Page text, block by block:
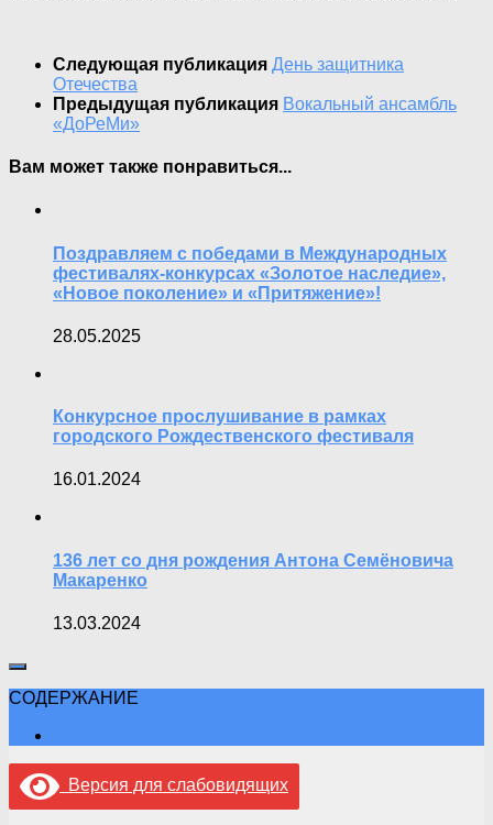
Следующая публикация День защитника
Отечества
Предыдущая публикация Вокальный ансамбль
«ДоРеМи»
Вам может также понравиться...
Поздравляем с победами в Международных
фестивалях-конкурсах «Золотое наследие»,
«Новое поколение» и «Притяжение»!
28.05.2025
Конкурсное прослушивание в рамках
городского Рождественского фестиваля
16.01.2024
136 лет со дня рождения Антона Семёновича
Макаренко
13.03.2024
СОДЕРЖАНИЕ
Версия для слабовидящих